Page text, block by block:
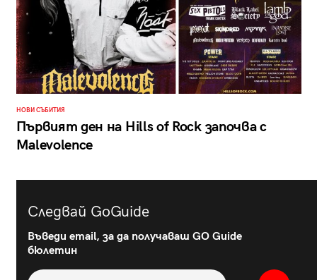
НОВИ СЪБИТИЯ
Първият ден на Hills of Rock започва с
Malevolence
Следвай GoGuide
Въведи email, за да получаваш GO Guide
бюлетин